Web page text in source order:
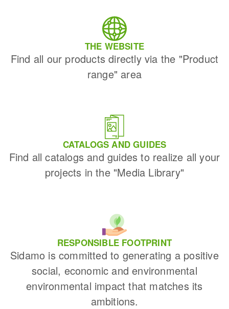
THE WEBSITE
Find all our products directly via the "Product
range" area
CATALOGS AND GUIDES
Find all catalogs and guides to realize all your
projects in the "Media Library"
RESPONSIBLE FOOTPRINT
Sidamo is committed to generating a positive
social, economic and environmental
environmental impact that matches its
ambitions.